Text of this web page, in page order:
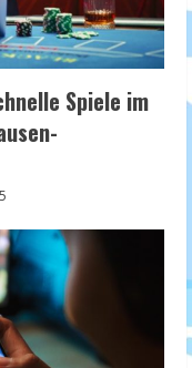
Spiele im